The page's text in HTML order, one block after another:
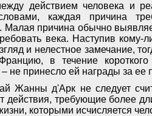
действием человека и
каждая причина
Малая причина обычно
века. Наступив кому-
и нелестное замечание,
в течение
не принесло ей награды за ее
Жанны д'Арк не следует
действия, требующие более
которыми исчисляется